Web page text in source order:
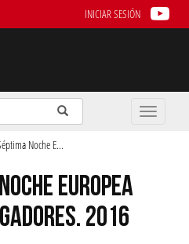
INICIAR SESIÓN
Enviar
Buscar
Toggle
Noche E...
EUROPEA
2016